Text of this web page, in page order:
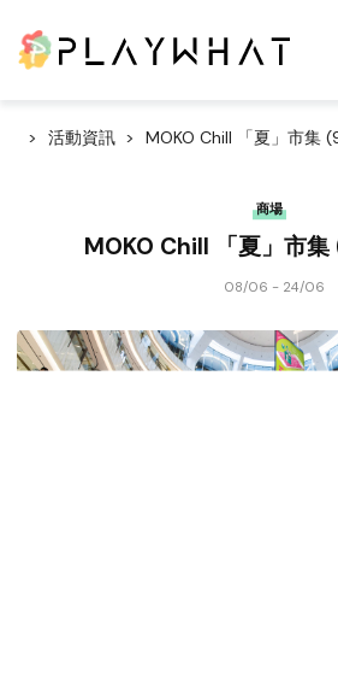
活動資訊 MOKO Chill 「夏」市集
商場
MOKO Chill 「夏」市
08/06 - 24/06